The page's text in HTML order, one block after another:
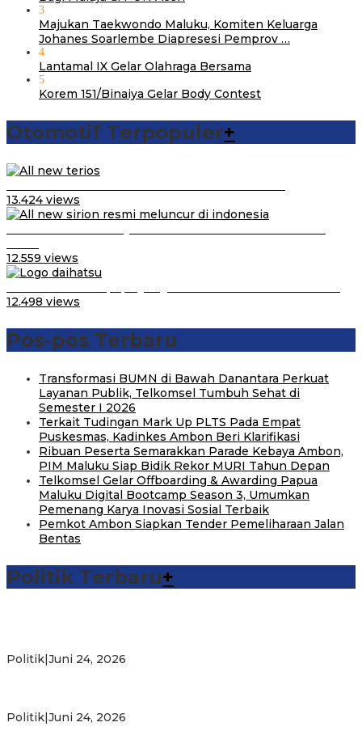
3
Majukan Taekwondo Maluku, Komiten Keluarga
Johanes Soarlembe Diapresesi Pemprov …
4
Lantamal IX Gelar Olahraga Bersama
5
Korem 151/Binaiya Gelar Body Contest
Otomotif Terpopuler+
13.424 views
12.559 views
12.498 views
Pos-pos Terbaru
Transformasi BUMN di Bawah Danantara Perkuat
Layanan Publik, Telkomsel Tumbuh Sehat di
Semester I 2026
Terkait Tudingan Mark Up PLTS Pada Empat
Puskesmas, Kadinkes Ambon Beri Klarifikasi
Ribuan Peserta Semarakkan Parade Kebaya Ambon,
PIM Maluku Siap Bidik Rekor MURI Tahun Depan
Telkomsel Gelar Offboarding & Awarding Papua
Maluku Digital Bootcamp Season 3, Umumkan
Pemenang Karya Inovasi Sosial Terbaik
Pemkot Ambon Siapkan Tender Pemeliharaan Jalan
Bentas
Politik Terbaru+
Politik Juni 24, 2026
Politik Juni 24, 2026